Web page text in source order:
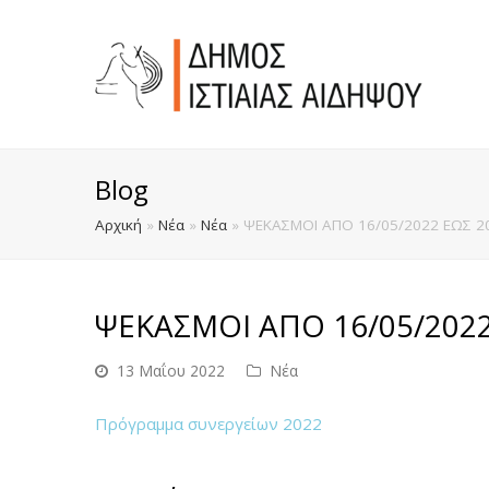
Blog
Αρχική » Νέα » Νέα » ΨΕΚΑΣΜΟΙ ΑΠΟ 16/05/2022 ΕΩΣ
ΨΕΚΑΣΜΟΙ ΑΠΟ 16/05/
13 Μαΐου 2022 Νέα
Πρόγραμμα συνεργείων 2022